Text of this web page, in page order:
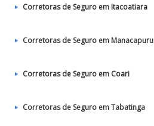
Corretoras de Seguro em Itacoatiara
Corretoras de Seguro em Manacapuru
Corretoras de Seguro em Coari
Corretoras de Seguro em Tabatinga